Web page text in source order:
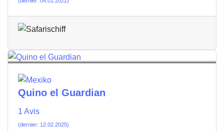
Quino el Guardian
1 Avis
(dernier: 12.02.2025)